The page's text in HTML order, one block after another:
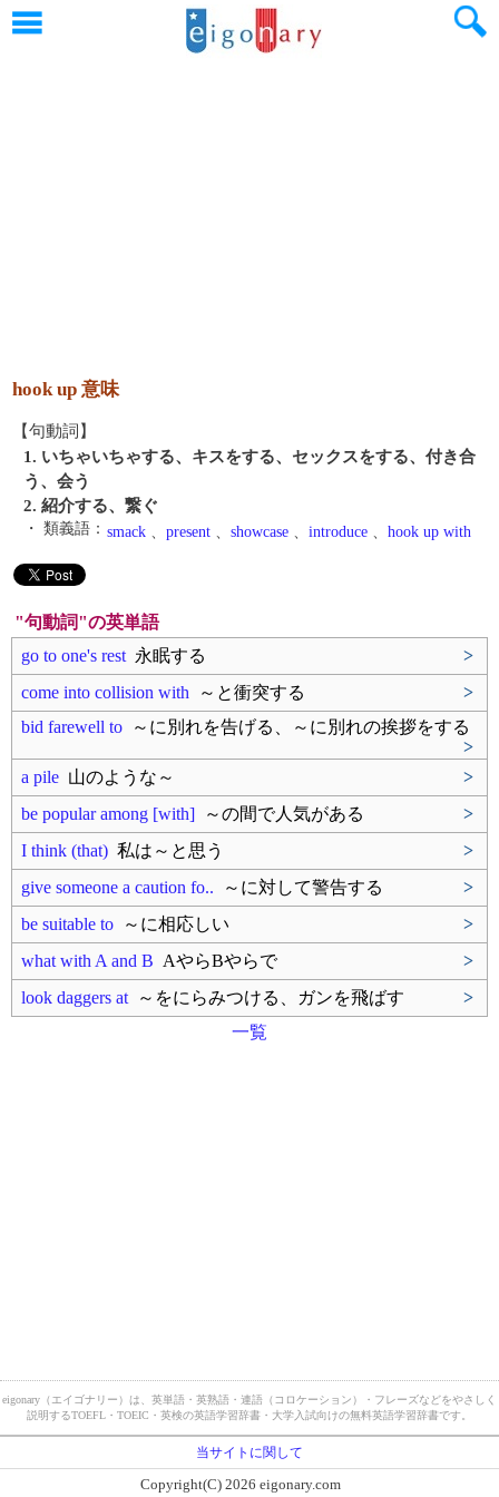
hook up 意味
【句動詞】
1. いちゃいちゃする、キスをする、セックスをする、付き合
う、会う
2. 紹介する、繋ぐ
・ 類義語： smack 、 present 、 showcase 、 introduce 、 hook up with
"句動詞"の英単語
go to one's rest 永眠する
>
come into collision with ～と衝突する
>
bid farewell to ～に別れを告げる、～に別れの挨拶をする
>
a pile 山のような～
>
be popular among [with] ～の間で人気がある
>
I think (that) 私は～と思う
>
give someone a caution fo.. ～に対して警告する
>
be suitable to ～に相応しい
>
what with A and B AやらBやらで
>
look daggers at ～をにらみつける、ガンを飛ばす
>
一覧
eigonary（エイゴナリー）は、英単語・英熟語・連語（コロケーション）・フレーズなどをやさしく
説明するTOEFL・TOEIC・英検の英語学習辞書・大学入試向けの無料英語学習辞書です。
当サイトに関して
Copyright(C) 2026 eigonary.com